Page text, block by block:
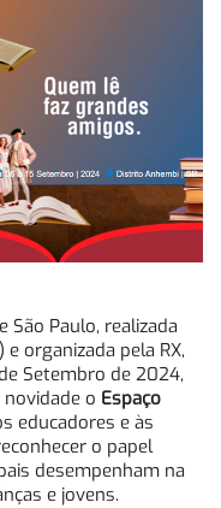
São Paulo, realizada
organizada pela RX,
Setembro de 2024,
o Espaço
educadores e às
o papel
desempenham na
e jovens.